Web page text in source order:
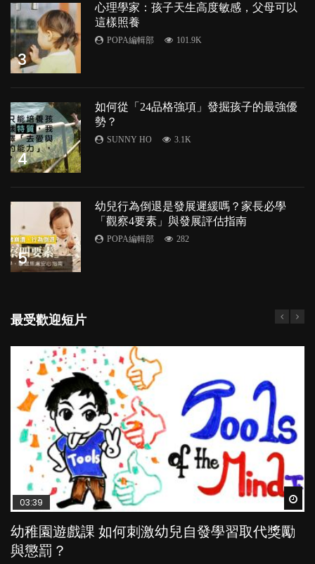
3
心理學家：孩子天生高度敏感，父母可以
這樣照養
POPA編輯部 101.9K
4
如何從「24品格強項」發掘孩子的最強優
勢？
SUNNY HO 3.1K
5
幼兒行為倒退是發展遲緩嗎？家長必學
「觀察4要素」與發展評估指南
POPA編輯部 282
最受歡迎短片
03:39
幼稚園遊戲課 如何刺激幼兒自發學習取代獎勵
與懲罰？
04:59
幼兒playgroup真係玩耍中學習？研究指BB 15個
月大前上堂不見效果
03:02
老公患產後憂鬱症對BB的影響
POPA編輯部
04:06
全職好？在職好？｜全職媽媽與在職媽媽的壓
力與價值
04:07
【動畫】齋講英文，高人一等？｜為學英文放
棄母語對孩子有何影響？